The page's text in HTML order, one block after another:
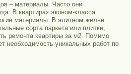
– материалы. Часто они
В квартирах эконом-класса
материалы. В элитном жилье
сорта паркета или плитки,
ремонта квартиры за м2. Помимо
необходимость уникальных работ по